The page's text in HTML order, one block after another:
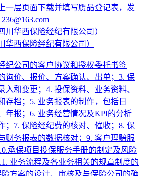
一层页面下载并填写赝品登记表，发
华西保险经纪有限公司）
纪公司的客户协议和授权委托书签
询价、报价、方案确认、出单；3. 保
入和变更；4. 投保资料、业务资料、
存档；5. 业务报表的制作，包括日
年报；6. 业务经营情况及KPI的分析
；7. 保险经纪费的核对、催收；8. 保
财务报表的数据核对；9. 客户理赔服
承保项目投保服务手册的制定及风险
业务流程及各业务相关的规章制度的
方案的设计、审核及与保险公司的确